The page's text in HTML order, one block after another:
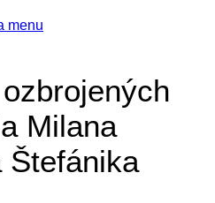
menu
Milana
Štefánika